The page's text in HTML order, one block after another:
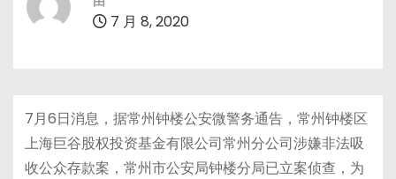
7 月 8, 2020
7月6日消息，据常州钟楼公安微警务通告，常州钟楼区
上海巨谷股权投资基金有限公司常州分公司涉嫌非法吸
收公众存款案，常州市公安局钟楼分局已立案侦查，为